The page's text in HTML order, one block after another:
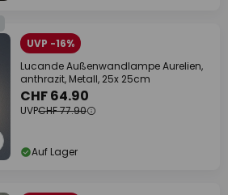
UVP -16%
Lucande Außenwandlampe Aurelien,
anthrazit, Metall, 25x 25cm
CHF 64.90
UVPCHF 77.90
Auf Lager